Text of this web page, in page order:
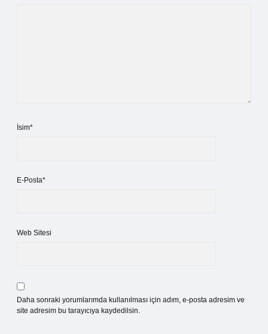
İsim*
E-Posta*
Web Sitesi
Daha sonraki yorumlarımda kullanılması için adım, e-posta adresim ve
site adresim bu tarayıcıya kaydedilsin.